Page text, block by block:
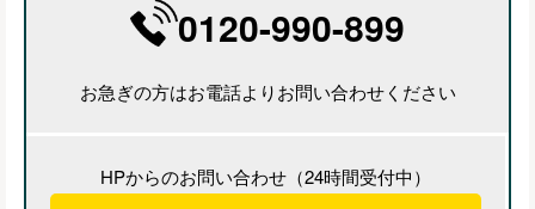
0120-990-899
お急ぎの方はお電話よりお問い合わせください
HPからのお問い合わせ（24時間受付中）